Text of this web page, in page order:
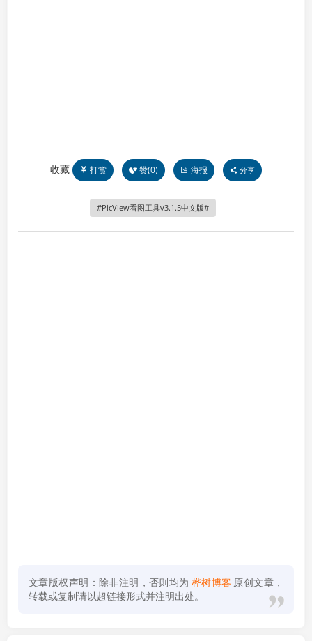
收藏 打赏 赞(0) 海报 分享
PicView看图工具v3.1.5中文版
文章版权声明：除非注明，否则均为 桦树博客 原创文章，
转载或复制请以超链接形式并注明出处。